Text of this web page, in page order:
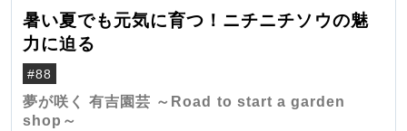
暑い夏でも元気に育つ！ニチニチソウの魅
力に迫る
#88
夢が咲く 有吉園芸 ～Road to start a garden
shop～